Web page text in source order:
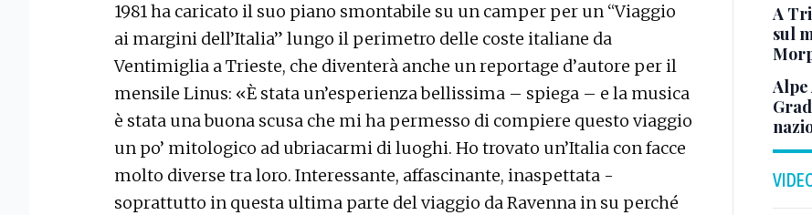
1981 ha caricato il suo piano smontabile su un camper per un “Viaggio
ai margini dell’Italia” lungo il perimetro delle coste italiane da
Ventimiglia a Trieste, che diventerà anche un reportage d’autore per il
mensile Linus: «È stata un’esperienza bellissima – spiega – e la musica
è stata una buona scusa che mi ha permesso di compiere questo viaggio
un po’ mitologico ad ubriacarmi di luoghi. Ho trovato un’Italia con facce
molto diverse tra loro. Interessante, affascinante, inaspettata -
soprattutto in questa ultima parte del viaggio da Ravenna in su perché
A
sul
Alpe